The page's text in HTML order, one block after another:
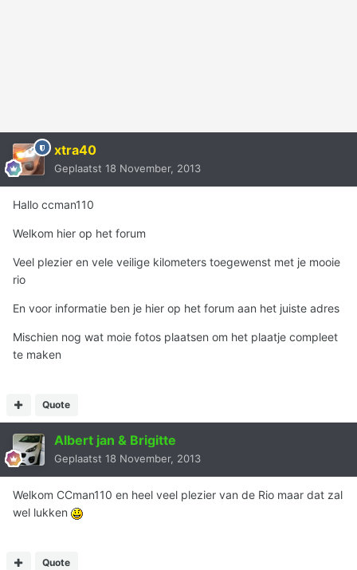
xtra40
Geplaatst 18 November, 2013
Hallo ccman110
Welkom hier op het forum
Veel plezier en vele veilige kilometers toegewenst met je mooie
rio
En voor informatie ben je hier op het forum aan het juiste adres
Mischien nog wat moie fotos plaatsen om het plaatje compleet
te maken
Quote
Albert jan & Brigitte
Geplaatst 18 November, 2013
Welkom CCman110 en heel veel plezier van de Rio maar dat zal
wel lukken
Quote